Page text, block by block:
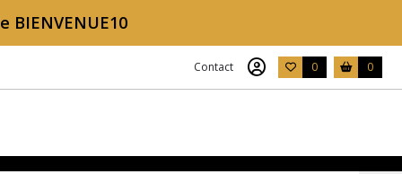
BIENVENUE10
Contact 0 0